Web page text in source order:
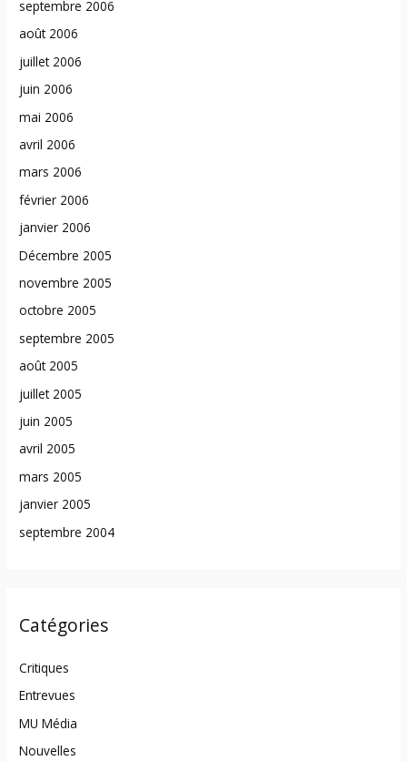
septembre 2006
août 2006
juillet 2006
juin 2006
mai 2006
avril 2006
mars 2006
février 2006
janvier 2006
Décembre 2005
novembre 2005
octobre 2005
septembre 2005
août 2005
juillet 2005
juin 2005
avril 2005
mars 2005
janvier 2005
septembre 2004
Catégories
Critiques
Entrevues
MU Média
Nouvelles